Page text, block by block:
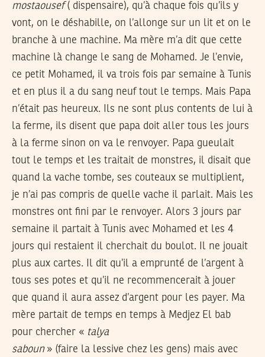
mostaousef( dispensaire), qu’à chaque fois qu’ils y
vont, on le déshabille, on l’allonge sur un lit et on le
branche à une machine. Ma mère m’a dit que cette
machine là change le sang de Mohamed. Je l’envie,
ce petit Mohamed, il va trois fois par semaine à Tunis
et en plus il a du sang neuf tout le temps. Mais Papa
n’était pas heureux. Ils ne sont plus contents de lui à
la ferme, ils disent que papa doit aller tous les jours
à la ferme sinon on va le renvoyer. Papa gueulait
tout le temps et les traitait de monstres, il disait que
quand la vache tombe, ses couteaux se multiplient,
je n’ai pas compris de quelle vache il parlait. Mais les
monstres ont fini par le renvoyer. Alors 3 jours par
semaine il partait à Tunis avec Mohamed et les 4
jours qui restaient il cherchait du boulot. Il ne jouait
plus aux cartes. Il dit qu’il a emprunté de l’argent à
tous ses potes et qu’il ne recommencerait à jouer
que quand il aura assez d’argent pour les payer. Ma
mère partait de temps en temps à Medjez El bab
pour chercher « talya
saboun» (faire la lessive chez les gens) mais avec